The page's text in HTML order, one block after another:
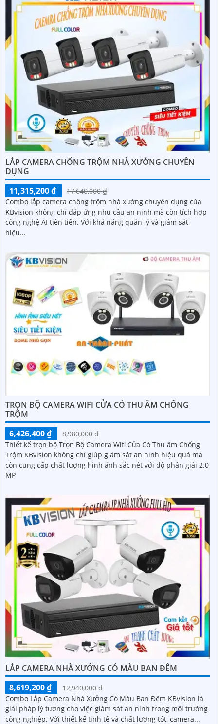
LẮP CAMERA CHỐNG TRỘM NHÀ XƯỞNG CHUYÊN
DỤNG
11,315,200 ₫
17,640,000 ₫
Combo lắp camera chống trộm nhà xưởng chuyên dụng của
KBvision không chỉ đáp ứng nhu cầu an ninh mà còn tích hợp
công nghệ AI tiên tiến. Với khả năng quản lý và giám sát
hiệu...
TRỌN BỘ CAMERA WIFI CỬA CÓ THU ÂM CHỐNG
TRỘM
6,426,400 ₫
8,980,000 ₫
Thiết kế trọn bộ Trọn Bộ Camera Wifi Cửa Có Thu âm Chống
Trộm KBvision không chỉ giúp giám sát an ninh hiệu quả mà
còn cung cấp chất lượng hình ảnh sắc nét với độ phân giải 2.0
MP
LẮP CAMERA NHÀ XƯỞNG CÓ MÀU BAN ĐÊM
8,619,200 ₫
12,940,000 ₫
Combo Lắp Camera Nhà Xưởng Có Màu Ban Đêm KBvision là
giải pháp lý tưởng cho việc giám sát an ninh trong môi trường
công nghiệp. Với thiết kế tinh tế và chất lượng tốt, camera...